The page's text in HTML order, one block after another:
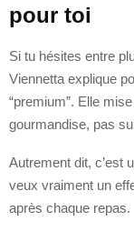
pour toi
Si tu hésites entre
Viennetta explique
“premium”. Elle
gourmandise, pas
Autrement dit, c’est
veux vraiment un
après chaque repas.